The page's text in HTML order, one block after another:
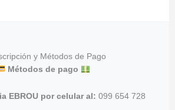
y Métodos de Pago
Métodos de pago
EBROU por celular al: 099 654 728